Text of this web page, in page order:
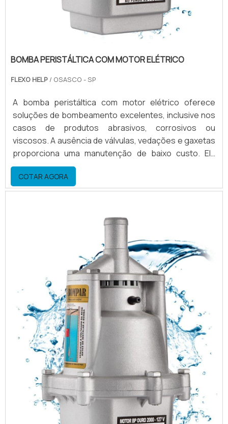
BOMBA PERISTÁLTICA COM MOTOR ELÉTRICO
FLEXO HELP / OSASCO - SP
A bomba peristáltica com motor elétrico oferece
soluções de bombeamento excelentes, inclusive nos
casos de produtos abrasivos, corrosivos ou
viscosos. A ausência de válvulas, vedações e gaxetas
proporciona uma manutenção de baixo custo. Ela
também tem uma ação de bombeamento suave,
excelente para polímeros sensíveis.Vantagens no
uso do equipamento Baixo custo benefício; Possui
COTAR AGORA